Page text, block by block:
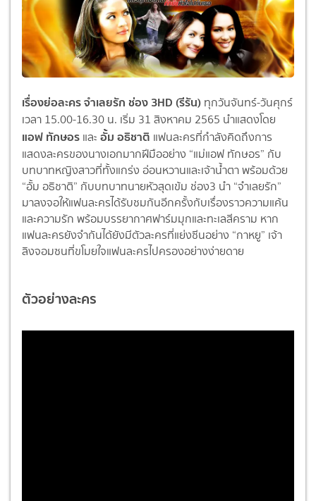
เรื่องย่อละคร จำเลยรัก ช่อง 3HD (รีรัน) ทุกวันจันทร์-วันศุกร์
เวลา 15.00-16.30 น. เริ่ม 31 สิงหาคม 2565 นำแสดงโดย
แอฟ ทักษอร และ อั้ม อธิชาติ แฟนละครที่กำลังคิดถึงการ
แสดงละครของนางเอกมากฝีมืออย่าง “แม่แอฟ ทักษอร” กับ
บทบาทหญิงสาวที่ทั้งแกร่ง อ่อนหวานและเจ้าน้ำตา พร้อมด้วย
“อั้ม อธิชาติ” กับบทบาทนายหัวสุดเข้ม ช่อง3 นำ “จำเลยรัก”
มาลงจอให้แฟนละครได้รับชมกันอีกครั้งกับเรื่องราวความแค้น
และความรัก พร้อมบรรยากาศฟาร์มมุกและทะเลสีคราม หาก
แฟนละครยังจำกันได้ยังมีตัวละครที่แย่งซีนอย่าง “กาหยู” เจ้า
ลิงจอมซนที่ขโมยใจแฟนละครไปครองอย่างง่ายดาย
ตัวอย่างละคร